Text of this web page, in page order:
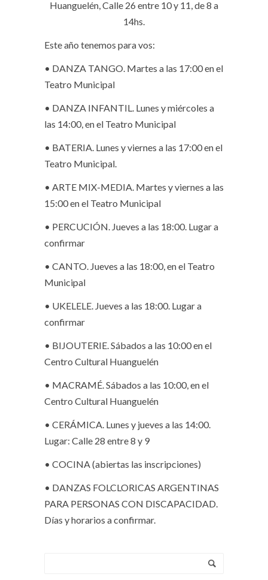
Huanguelén, Calle 26 entre 10 y 11, de 8 a
14hs.
Este año tenemos para vos:
• DANZA TANGO. Martes a las 17:00 en el
Teatro Municipal
• DANZA INFANTIL. Lunes y miércoles a
las 14:00, en el Teatro Municipal
• BATERIA. Lunes y viernes a las 17:00 en el
Teatro Municipal.
• ARTE MIX-MEDIA. Martes y viernes a las
15:00 en el Teatro Municipal
• PERCUCIÓN. Jueves a las 18:00. Lugar a
confirmar
• CANTO. Jueves a las 18:00, en el Teatro
Municipal
• UKELELE. Jueves a las 18:00. Lugar a
confirmar
• BIJOUTERIE. Sábados a las 10:00 en el
Centro Cultural Huanguelén
• MACRAMÉ. Sábados a las 10:00, en el
Centro Cultural Huanguelén
• CERÁMICA. Lunes y jueves a las 14:00.
Lugar: Calle 28 entre 8 y 9
• COCINA (abiertas las inscripciones)
• DANZAS FOLCLORICAS ARGENTINAS
PARA PERSONAS CON DISCAPACIDAD.
Días y horarios a confirmar.